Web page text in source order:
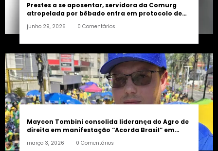
Prestes a se aposentar, servidora da Comurg
atropelada por bêbado entra em protocolo de
junho 29, 2026 0 Comentários
Maycon Tombini consolida liderança do Agro de
direita em manifestação “Acorda Brasil” em
março 3, 2026 0 Comentários